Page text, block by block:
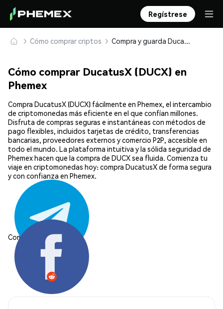
Regístrese
Cómo comprar criptos Compra y guarda DucatusX (DUCX) de forma segura
Cómo comprar DucatusX (DUCX) en
Phemex
Compra DucatusX (DUCX) fácilmente en Phemex, el intercambio
de criptomonedas más eficiente en el que confían millones.
Disfruta de compras seguras e instantáneas con métodos de
pago flexibles, incluidos tarjetas de crédito, transferencias
bancarias, proveedores externos y comercio P2P, accesible en
todo el mundo. La plataforma intuitiva y la sólida seguridad de
Phemex hacen que la compra de DUCX sea fluida. Comienza tu
viaje en criptomonedas hoy: compra DucatusX de forma segura
y con confianza en Phemex.
Compartir: